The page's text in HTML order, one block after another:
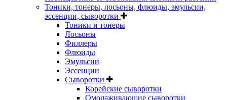
Тоники, тонеры, лосьоны, флюиды, эмульсии,
эссенции, сыворотки
Тоники и тонеры
Лосьоны
Филлеры
Флюиды
Эмульсии
Эссенции
Сыворотки
Корейские сыворотки
Омолаживающие сыворотки